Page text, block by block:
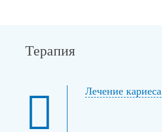
Терапия
Лечение кариеса